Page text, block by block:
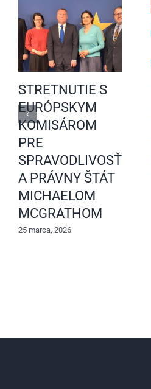
STRETNUTIE S
EURÓPSKYM
KOMISÁROM
PRE
SPRAVODLIVOSŤ
A PRÁVNY ŠTÁT
MICHAELOM
MCGRATHOM
25 marca, 2026